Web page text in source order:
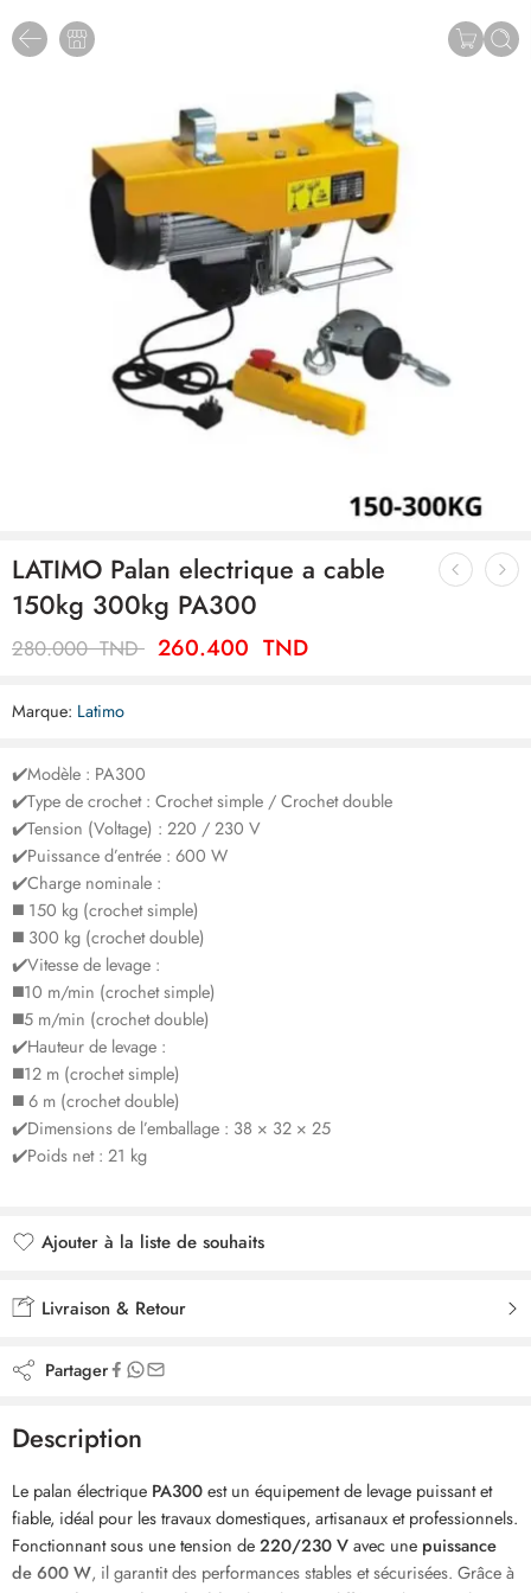
LATIMO Palan electrique a cable
150kg 300kg PA300
280.000TND 260.400 TND
Marque: Latimo
✔️Modèle : PA300
✔️Type de crochet : Crochet simple / Crochet double
✔️Tension (Voltage) : 220 / 230 V
✔️Puissance d’entrée : 600 W
✔️Charge nominale :
◼️​ 150 kg (crochet simple)
◼️​ 300 kg (crochet double)
✔️Vitesse de levage :
◼️​10 m/min (crochet simple)
◼️​5 m/min (crochet double)
✔️Hauteur de levage :
◼️​12 m (crochet simple)
◼️​ 6 m (crochet double)
✔️Dimensions de l’emballage : 38 × 32 × 25
✔️Poids net : 21 kg
Ajouter à la liste de souhaits
Livraison & Retour
Partager
Description
Le palan électrique PA300est un équipement de levage puissant et
fiable, idéal pour les travaux domestiques, artisanaux et professionnels.
Fonctionnant sous une tension de220/230 Vavec une puissance
de 600 W, il garantit des performances stables et sécurisées. Grâce à